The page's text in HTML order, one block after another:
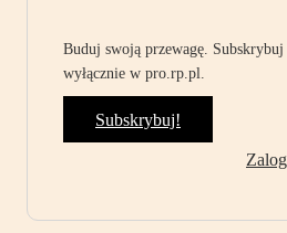
Buduj swoją przewagę.
wyłącznie w pro.rp.pl.
Subskrybuj!